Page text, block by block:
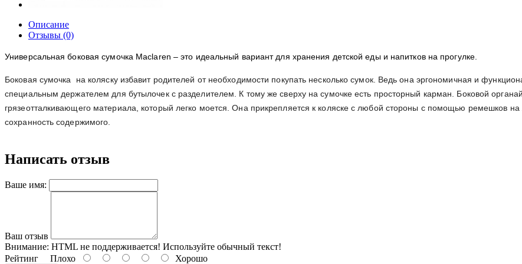
Описание
Отзывы (0)
Универсальная боковая сумочка Maclaren – это идеальный вариант для хранения детской еды и напитков на прогулке.
Боковая сумочка на коляску избавит родителей от необходимости покупать несколько сумок. Ведь она эргономичная и
специальным держателем для бутылочек с разделителем. К тому же сверху на сумочке есть просторный карман. Боковой
грязеотталкивающего материала, который легко моется. Она прикрепляется к коляске с любой стороны с помощью ремешков
сохранность содержимого.
Написать отзыв
Ваше имя:
Ваш отзыв
Внимание: HTML не поддерживается! Используйте обычный текст!
Рейтинг Плохо Хорошо